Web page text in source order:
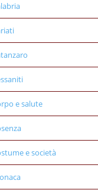
e salute
e società